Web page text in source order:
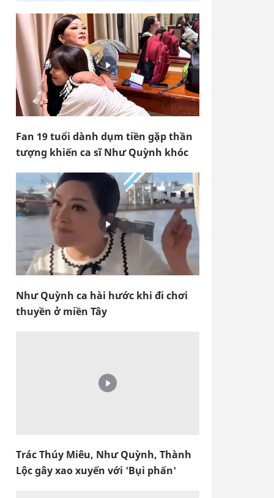
Fan 19 tuổi dành dụm tiền gặp thần
tượng khiến ca sĩ Như Quỳnh khóc
Như Quỳnh ca hài hước khi đi chơi
thuyền ở miền Tây
Trác Thúy Miêu, Như Quỳnh, Thành
Lộc gây xao xuyến với 'Bụi phấn'